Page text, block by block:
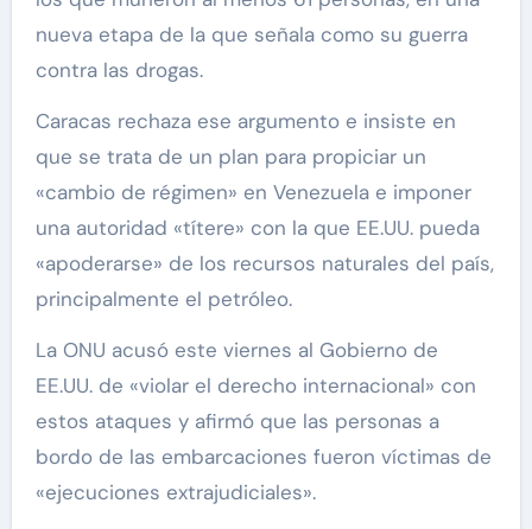
nueva etapa de la que señala como su guerra
contra las drogas.
Caracas rechaza ese argumento e insiste en
que se trata de un plan para propiciar un
«cambio de régimen» en Venezuela e imponer
una autoridad «títere» con la que EE.UU. pueda
«apoderarse» de los recursos naturales del país,
principalmente el petróleo.
La ONU acusó este viernes al Gobierno de
EE.UU. de «violar el derecho internacional» con
estos ataques y afirmó que las personas a
bordo de las embarcaciones fueron víctimas de
«ejecuciones extrajudiciales».